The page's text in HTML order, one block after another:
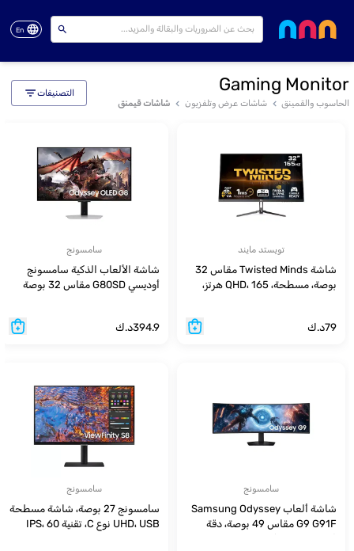
En
Gaming Monitor
الحاسوب والقمينق شاشات عرض وتلفزيون شاشات قيمنق
تويستد مايند
شاشة Twisted Minds مقاس 32
بوصة، مسطحة، QHD، 165 هرتز،
79د.ك
سامسونج
شاشة الألعاب الذكية سامسونج
أوديسي G80SD مقاس 32 بوصة
0.03 مللي ثانية، مزودة بمنفذ HDMI
394.9د.ك
سامسونج
شاشة ألعاب Samsung Odyssey
G9 G91F مقاس 49 بوصة، دقة
سامسونج
سامسونج 27 بوصة، شاشة مسطحة
UHD، USB نوع C، تقنية IPS، 60
التصنيفات